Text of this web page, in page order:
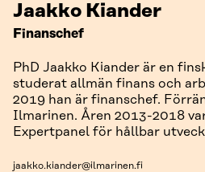
Jaakko Kiander
Finanschef
PhD Jaakko Kiander är en
studerat allmän finans och
2019 han är finanschef.
Ilmarinen. Åren 2013-2018
Expertpanel för hållbar
jaakko.kiander@ilmarinen.fi